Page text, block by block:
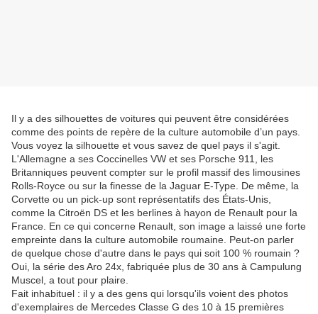
Il y a des silhouettes de voitures qui peuvent être considérées
comme des points de repère de la culture automobile d’un pays.
Vous voyez la silhouette et vous savez de quel pays il s'agit.
L'Allemagne a ses Coccinelles VW et ses Porsche 911, les
Britanniques peuvent compter sur le profil massif des limousines
Rolls-Royce ou sur la finesse de la Jaguar E-Type. De même, la
Corvette ou un pick-up sont représentatifs des États-Unis,
comme la Citroën DS et les berlines à hayon de Renault pour la
France. En ce qui concerne Renault, son image a laissé une forte
empreinte dans la culture automobile roumaine. Peut-on parler
de quelque chose d'autre dans le pays qui soit 100 % roumain ?
Oui, la série des Aro 24x, fabriquée plus de 30 ans à Campulung
Muscel, a tout pour plaire.
Fait inhabituel : il y a des gens qui lorsqu'ils voient des photos
d'exemplaires de Mercedes Classe G des 10 à 15 premières